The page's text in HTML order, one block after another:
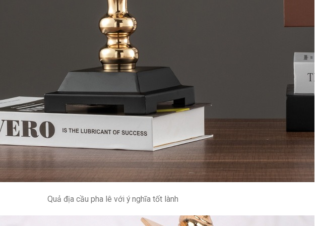
Quả địa cầu pha lê với ý nghĩa tốt lành